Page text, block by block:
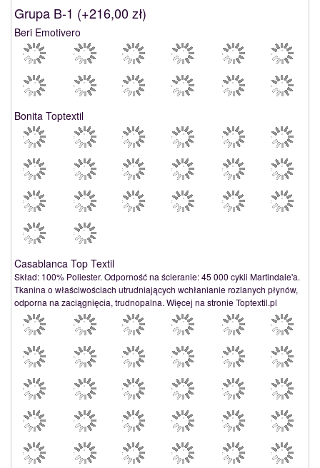
Grupa B-1 (+216,00 zł)
Beri Emotivero
Bonita Toptextil
Casablanca Top Textil
Skład: 100% Poliester. Odporność na ścieranie: 45 000 cykli Martindale'a.
Tkanina o właściwościach utrudniających wchłanianie rozlanych płynów,
odporna na zaciągnięcia, trudnopalna. Więcej na stronie Toptextil.pl